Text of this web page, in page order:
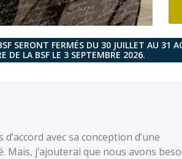
SERONT FERMÉS DU 30 JUILLET AU 31
DE LA BSF LE 3 SEPTEMBRE 2026.
avec sa conception d’une
Mais, j’ajouterai que nous avons